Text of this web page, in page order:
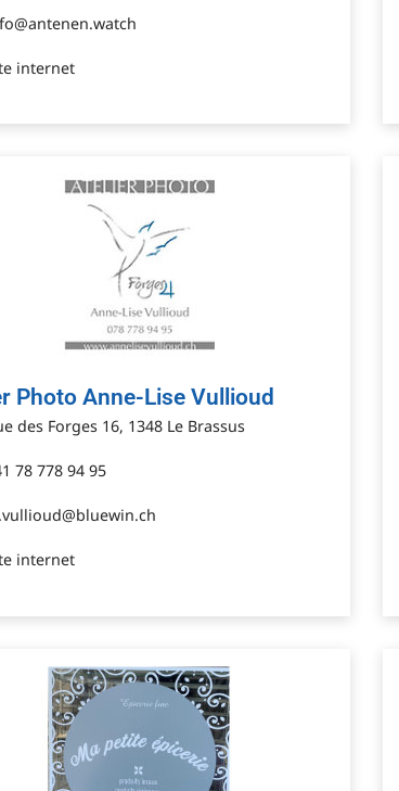
internet
Photo Anne-Lise Vullioud
des Forges 16, 1348 Le Brassus
78 778 94 95
internet